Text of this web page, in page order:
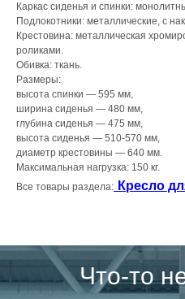
Каркас сиденья и спинки:
Подлокотники: металлические, с
Крестовина: металлическая
роликами.
Обивка: ткань.
Размеры:
высота спинки — 595 мм,
ширина сиденья — 480 мм,
глубина сиденья — 475 мм,
высота сиденья — 510-570 мм,
диаметр крестовины — 640 мм.
Максимальная нагрузка: 150 кг.
Все товары раздела: Кресло
Что-то